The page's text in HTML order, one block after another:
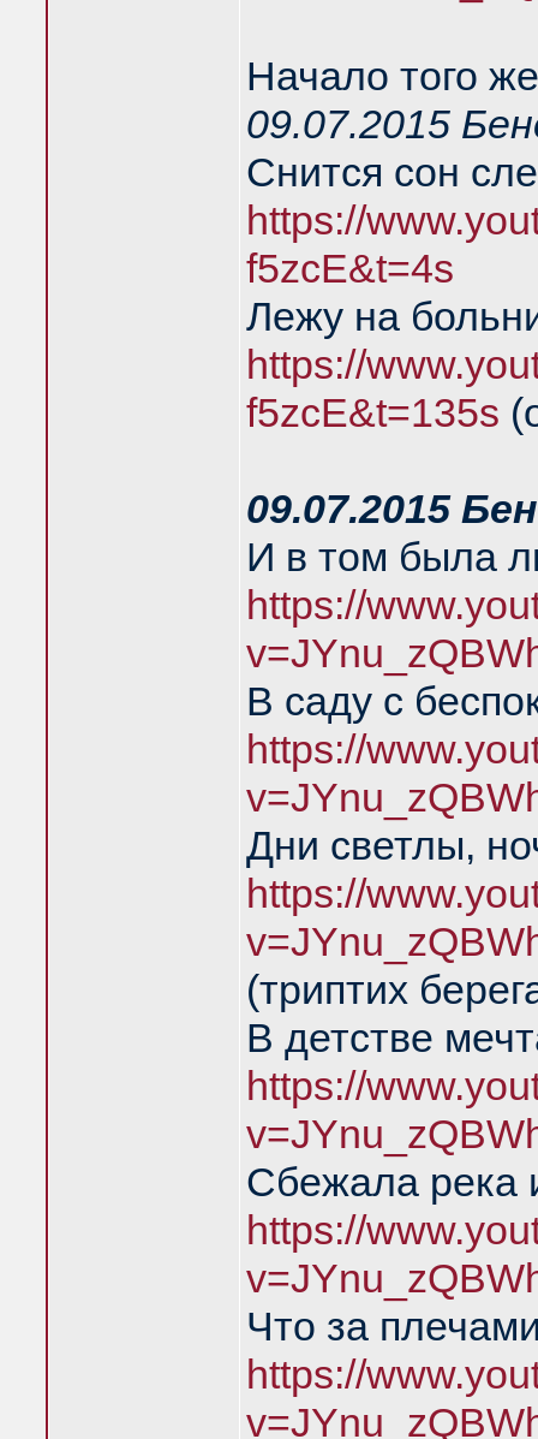
Начало того
09.07.2015
Снится сон
https://
f5zcE&t=4s
Лежу на
https://
f5zcE&t=135s
09.07.2015
И в том была
https://
В саду с
https://
Дни светлы,
https://
(триптих
В детстве
https://
Сбежала река
https://
Что за
https://